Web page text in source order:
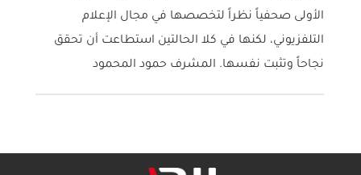
الأولى صحفياً نظراً لتخصصها في مجال الإعلام
التلفزيوني، لكنها في كلا الحالتين استطاعت أن تحقق
نجاحاً وتثبت نفسها. المشرف حمود المحمود